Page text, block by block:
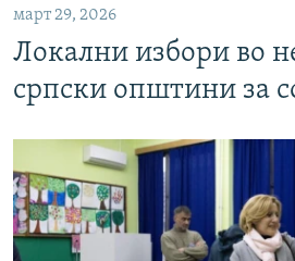
март 29, 2026
Локални избори во
српски општини за